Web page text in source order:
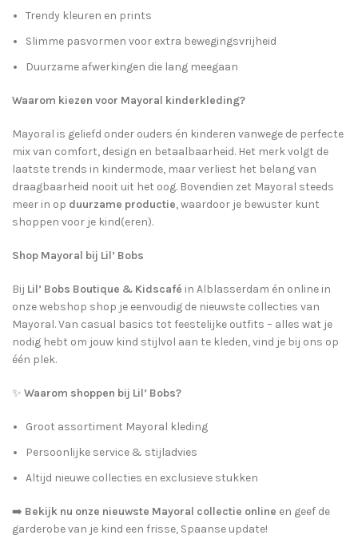
Trendy kleuren en prints
Slimme pasvormen voor extra bewegingsvrijheid
Duurzame afwerkingen die lang meegaan
Waarom kiezen voor Mayoral kinderkleding?
Mayoral is geliefd onder ouders én kinderen vanwege de perfecte
mix van comfort, design en betaalbaarheid. Het merk volgt de
laatste trends in kindermode, maar verliest het belang van
draagbaarheid nooit uit het oog. Bovendien zet Mayoral steeds
meer in op duurzame productie, waardoor je bewuster kunt
shoppen voor je kind(eren).
Shop Mayoral bij Lil’ Bobs
Bij Lil’ Bobs Boutique & Kidscafé in Alblasserdam én online in
onze webshop shop je eenvoudig de nieuwste collecties van
Mayoral. Van casual basics tot feestelijke outfits – alles wat je
nodig hebt om jouw kind stijlvol aan te kleden, vind je bij ons op
één plek.
✨ Waarom shoppen bij Lil’ Bobs?
Groot assortiment Mayoral kleding
Persoonlijke service & stijladvies
Altijd nieuwe collecties en exclusieve stukken
➡️ Bekijk nu onze nieuwste Mayoral collectie online en geef de
garderobe van je kind een frisse, Spaanse update!